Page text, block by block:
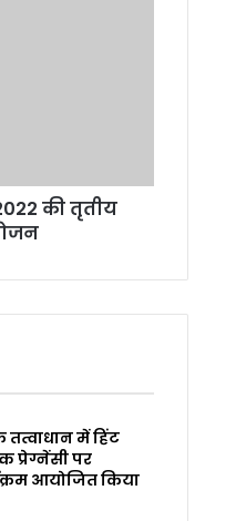
की तृतीय
में हिंट
प्रेग्नेंसी पर
आयोजित किया